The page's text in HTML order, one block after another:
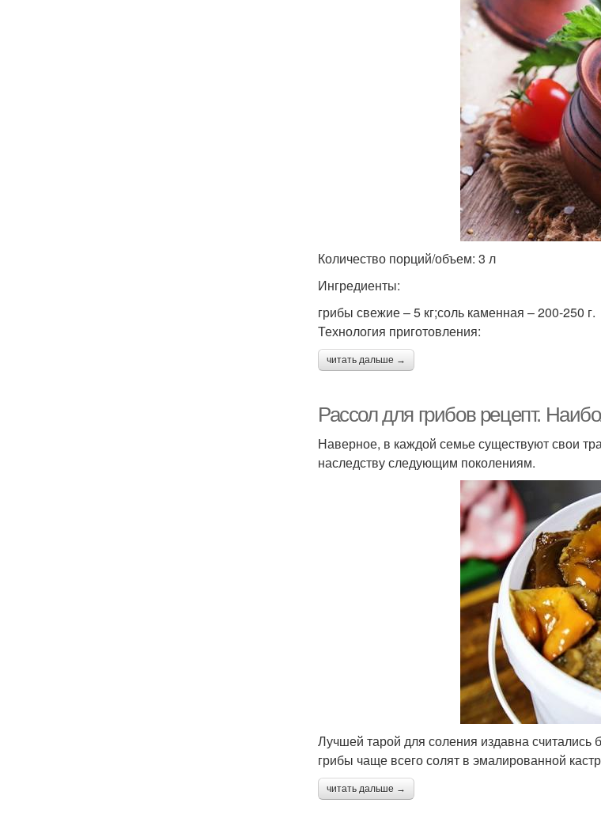
Количество порций/объем: 3 л
Ингредиенты:
грибы свежие – 5 кг;соль каменная – 200-250 г.
Технология приготовления:
читать дальше →
Рассол для грибов рецепт.
Наверное, в каждой семье существуют свои
наследству следующим поколениям.
Лучшей тарой для соления издавна считались
грибы чаще всего солят в эмалированной
читать дальше →